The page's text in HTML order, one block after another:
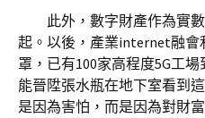
此外，數字財產作為實
起。以後，產業internet融會
罩，已有100家高程度5G工
能晉陞張水瓶在地下室看到
是因為害怕，而是因為對財